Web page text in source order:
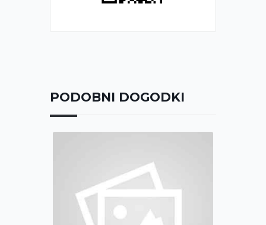
PODOBNI DOGODKI